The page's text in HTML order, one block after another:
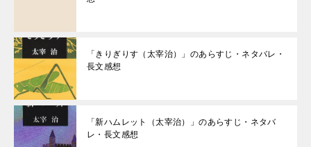
「きりぎりす（太宰治）」のあらすじ・ネタバレ・
長文感想
「新ハムレット（太宰治）」のあらすじ・ネタバ
レ・長文感想